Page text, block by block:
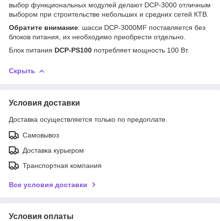
выбор функциональных модулей делают DCP-3000 отличным
выбором при строительстве небольших и средних сетей КТВ.
Обратите внимание: шасси DCP-3000MF поставляется без
блоков питания, их необходимо приобрести отдельно.
Блок питания DCP-PS100 потребляет мощность 100 Вт.
Скрыть
Условия доставки
Доставка осуществляется только по предоплате.
Самовывоз
Доставка курьером
Транспортная компания
Все условия доставки
Условия оплаты